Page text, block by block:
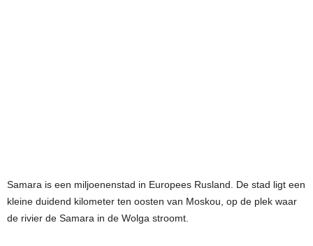
Samara is een miljoenenstad in Europees Rusland. De stad ligt een
kleine duidend kilometer ten oosten van Moskou, op de plek waar
de rivier de Samara in de Wolga stroomt.